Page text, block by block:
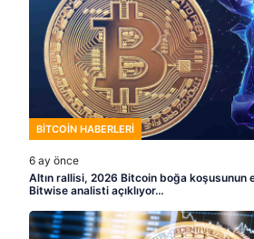
BITCOIN HABERLERI
6 ay önce
Altın rallisi, 2026 Bitcoin boğa koşusunun
Bitwise analisti açıklıyor…